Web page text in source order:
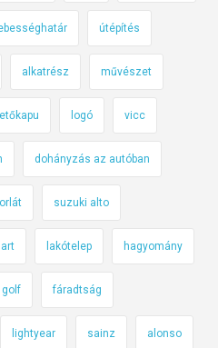
útépítés
alkatrész művészet
logó vicc
dohányzás az autóban
suzuki alto
lakótelep hagyomány
golf fáradtság
lightyear sainz alonso